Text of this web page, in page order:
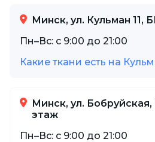
Минск, ул. Кульман 11,
Пн–Вс: с 9:00 до 21:00
Какие ткани есть на
Минск, ул.
этаж
Пн–Вс: с 9:00 до 21:00